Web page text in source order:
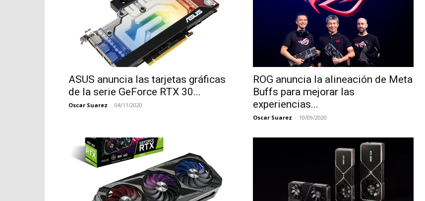
ASUS anuncia las tarjetas gráficas
de la serie GeForce RTX 30...
Oscar Suarez - 04/11/2020
ROG anuncia la alineación de Meta
Buffs para mejorar las
experiencias...
Oscar Suarez - 10/09/2020